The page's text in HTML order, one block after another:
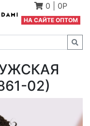
0 0Р
НА САЙТЕ ОПТОМ
02)